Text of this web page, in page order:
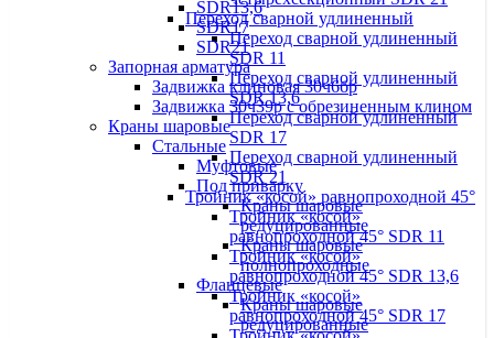
Переход сварной удлиненный
Переход сварной удлиненный
SDR 11
Переход сварной удлиненный
SDR 13,6
Переход сварной удлиненный
SDR 17
Переход сварной удлиненный
SDR 21
Тройник «косой» равнопроходной 45°
Тройник «косой»
равнопроходной 45° SDR 11
Тройник «косой»
равнопроходной 45° SDR 13,6
Тройник «косой»
равнопроходной 45° SDR 17
SDR13,6
SDR17
SDR21
Запорная арматура
Задвижка клиновая 30ч6бр
Задвижка 30ч39р с обрезиненным клином
Краны шаровые
Стальные
Муфтовые
Под приварку
Краны шаровые
редуцированные
Краны шаровые
полнопроходные
Фланцевые
Краны шаровые
редуцированные